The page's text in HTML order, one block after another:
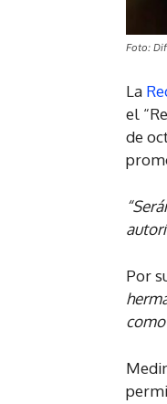
Foto:
La
el
de
Por